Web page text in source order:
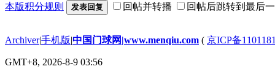
本版积分规则 发表回复 回帖并转播 回帖后跳转到最后
Archiver|手机版|中国门球网|www.menqiu.com ( 京ICP备
GMT+8, 2026-8-9 03:56